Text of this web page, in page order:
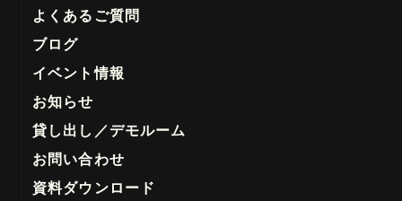
よくあるご質問
ブログ
イベント情報
お知らせ
貸し出し／デモルーム
お問い合わせ
資料ダウンロード